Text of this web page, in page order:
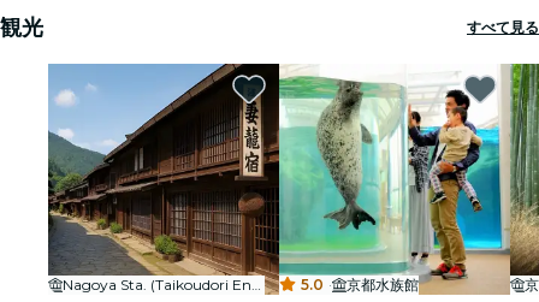
観光 すべて見る
5.0 ·
京都水族館